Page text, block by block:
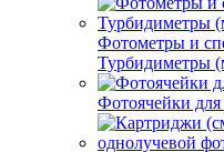
Фотометры и
Турбидиметры
Фотоячейки